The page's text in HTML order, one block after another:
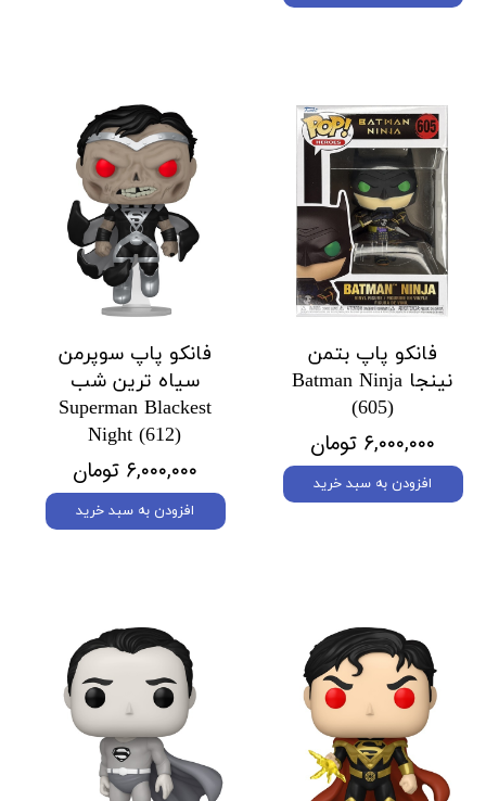
فانکو پاپ بتمن
نینجا Batman Ninja
(605)
۶,۰۰۰,۰۰۰ تومان
افزودن به سبد خرید
فانکو پاپ سوپرمن
سیاه ترین شب
Superman Blackest
Night (612)
۶,۰۰۰,۰۰۰ تومان
افزودن به سبد خرید